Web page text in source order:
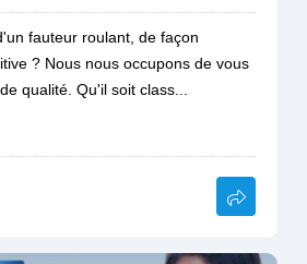
fauteur roulant, de façon
? Nous nous occupons de vous
qualité. Qu'il soit class...